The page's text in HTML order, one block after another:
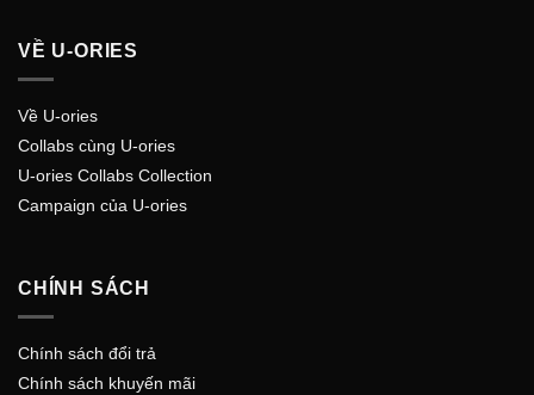
VỀ U-ORIES
Về U-ories
Collabs cùng U-ories
U-ories Collabs Collection
Campaign của U-ories
CHÍNH SÁCH
Chính sách đổi trả
Chính sách khuyến mãi